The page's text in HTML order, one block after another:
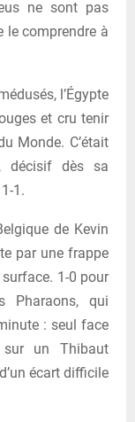
ne sont pas
le comprendre à
l’Égypte
et cru tenir
Monde. C’était
décisif dès sa
1.
de Kevin
par une frappe
surface. 1-0 pour
Pharaons, qui
: seul face
sur un Thibaut
écart difficile